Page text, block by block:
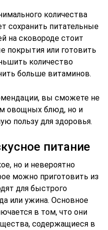
количества
сохранить питательные
на сковороде стоит
покрытия или готовить
количество
больше витаминов.
вы сможете не
овощных блюд, но и
пользу для здоровья.
питание
но и невероятно
можно приготовить из
для быстрого
или ужина. Основное
в том, что они
содержащиеся в